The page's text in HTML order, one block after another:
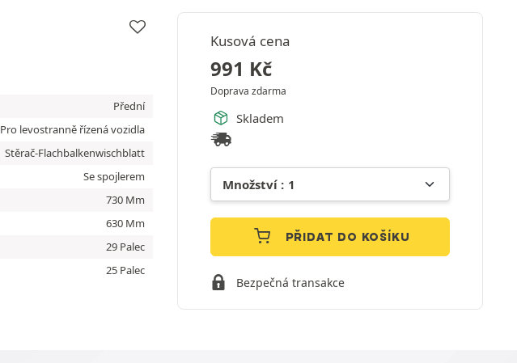
Kusová cena
991 Kč
Doprava zdarma
Skladem
PŘIDAT DO KOŠÍKU
Bezpečná transakce
Přední
Pro levostranně řízená vozidla
Stěrač-Flachbalkenwischblatt
Se spojlerem
730 Mm
630 Mm
29 Palec
25 Palec